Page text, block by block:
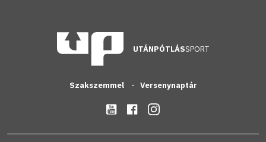
UTÁNPÓTLÁSSPORT
Szakszemmel Versenynaptár